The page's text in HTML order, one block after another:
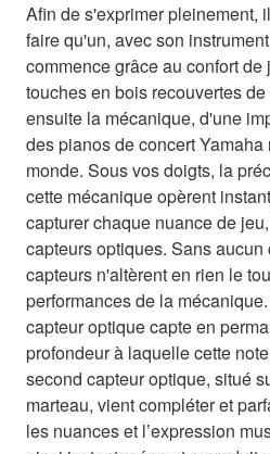
Afin de s'exprimer pleinement,
faire qu'un, avec son
commence grâce au confort
touches en bois recouvertes
ensuite la mécanique, d'une
des pianos de concert
monde. Sous vos doigts, la
cette mécanique opèrent
capturer chaque nuance de
capteurs optiques. Sans
capteurs n'altèrent en rien le
performances de la
capteur optique capte en
profondeur à laquelle cette
second capteur optique, situé
marteau, vient compléter et
les nuances et l’expression